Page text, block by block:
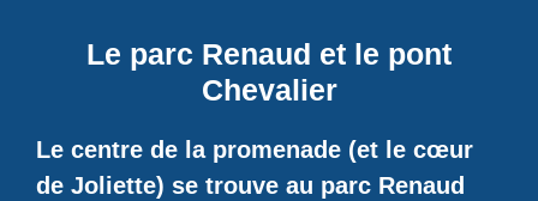
Le parc Renaud et le pont
Chevalier
Le centre de la promenade (et le cœur
de Joliette) se trouve au parc Renaud